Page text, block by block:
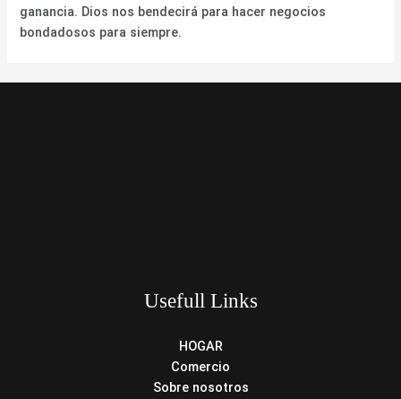
ganancia. Dios nos bendecirá para hacer negocios
bondadosos para siempre.
Usefull Links
HOGAR
Comercio
Sobre nosotros